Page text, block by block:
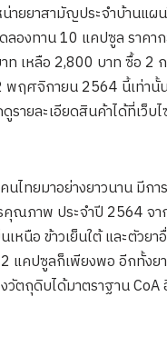
ายยาสามัญประจำบ้านแผ
องทาน 10 แคปซูล ราคา
เหลือ 2,800 บาท ซื้อ 2
ฤศจิกายน 2564 นี้เท่า
ายละเอียดสินค้าได้ที่เว็
นไทยมาอย่างยาวนาน มี
ณภาพ ประจำปี 2564 จ
หนือ ข้าวเย็นใต้ และตัว
แคปซูลก็เพียงพอ อีกทั้งย
ตถุดิบได้มาตราฐาน